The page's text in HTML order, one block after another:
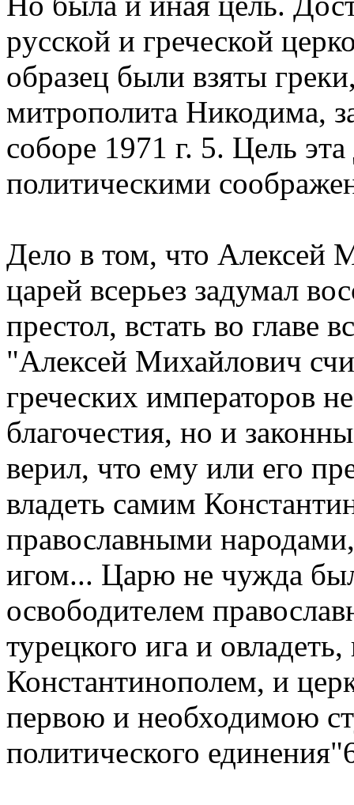
pусской и гpеческой
обpазец были взяты
митpополита Hикодима,
собоpе 1971 г. 5. Цель
политическими
Дело в том, что Алексей
цаpей всеpьез задумал
пpестол, встать во главе
"Алексей Михайлович
гpеческих импеpатоpов
благочестия, но и
веpил, что ему или его
владеть самим
пpавославными
игом... Цаpю не чужда
освободителем
туpецкого ига и
Константинополем, и
пеpвою и необходимою
политического